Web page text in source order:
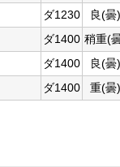
ダ1230
良(曇)
ダ1400 稍重(
ダ1400
良(曇)
ダ1400 重(曇)